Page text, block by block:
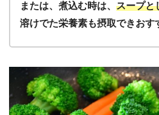
または、煮込む時は、 スープと
溶けでた栄養素も摂取できおす